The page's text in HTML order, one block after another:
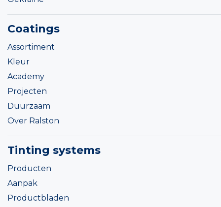
Coatings
Assortiment
Kleur
Academy
Projecten
Duurzaam
Over Ralston
Tinting systems
Producten
Aanpak
Productbladen